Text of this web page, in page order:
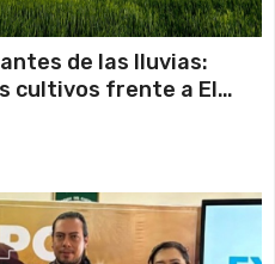
de las lluvias:
cultivos frente a El